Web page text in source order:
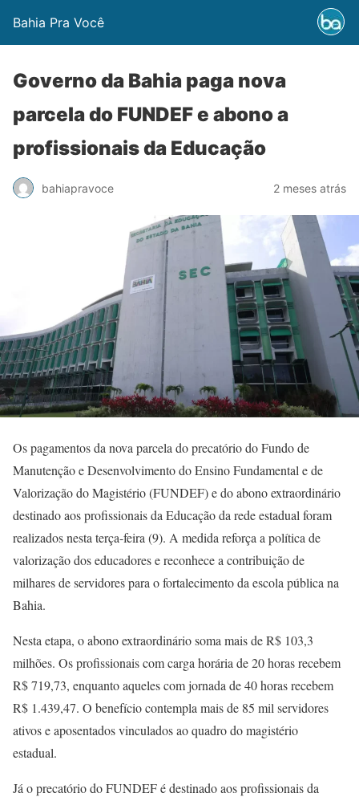
Bahia Pra Você
Governo da Bahia paga nova
parcela do FUNDEF e abono a
profissionais da Educação
bahiapravoce 2 meses atrás
Os pagamentos da nova parcela do precatório do Fundo de
Manutenção e Desenvolvimento do Ensino Fundamental e de
Valorização do Magistério (FUNDEF) e do abono extraordinário
destinado aos profissionais da Educação da rede estadual foram
realizados nesta terça-feira (9). A medida reforça a política de
valorização dos educadores e reconhece a contribuição de
milhares de servidores para o fortalecimento da escola pública na
Bahia.
Nesta etapa, o abono extraordinário soma mais de R$ 103,3
milhões. Os profissionais com carga horária de 20 horas recebem
R$ 719,73, enquanto aqueles com jornada de 40 horas recebem
R$ 1.439,47. O benefício contempla mais de 85 mil servidores
ativos e aposentados vinculados ao quadro do magistério
estadual.
Já o precatório do FUNDEF é destinado aos profissionais da